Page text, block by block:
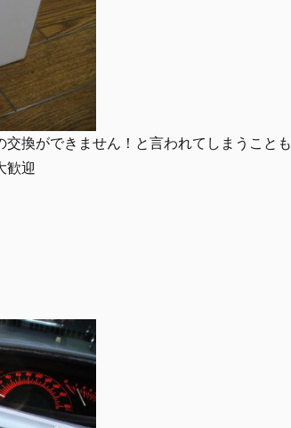
換ができません！と言われてしまうことも
歓迎